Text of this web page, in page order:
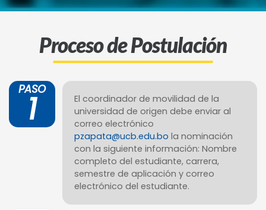
Proceso de Postulación
PASO
1
El coordinador de movilidad de la
universidad de origen debe enviar al
correo electrónico
pzapata@ucb.edu.bo la nominación
con la siguiente información: Nombre
completo del estudiante, carrera,
semestre de aplicación y correo
electrónico del estudiante.